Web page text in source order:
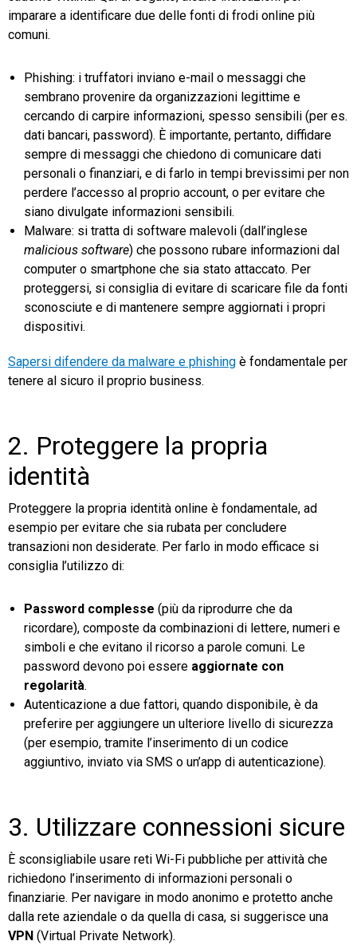
imparare a identificare due delle fonti di frodi online più
comuni.
Phishing: i truffatori inviano e-mail o messaggi che
sembrano provenire da organizzazioni legittime e
cercando di carpire informazioni, spesso sensibili (per es.
dati bancari, password). È importante, pertanto, diffidare
sempre di messaggi che chiedono di comunicare dati
personali o finanziari, e di farlo in tempi brevissimi per non
perdere l’accesso al proprio account, o per evitare che
siano divulgate informazioni sensibili.
Malware: si tratta di software malevoli (dall’inglese
malicious software) che possono rubare informazioni dal
computer o smartphone che sia stato attaccato. Per
proteggersi, si consiglia di evitare di scaricare file da fonti
sconosciute e di mantenere sempre aggiornati i propri
dispositivi.
Sapersi difendere da malware e phishing è fondamentale per
tenere al sicuro il proprio business.
2. Proteggere la propria
identità
Proteggere la propria identità online è fondamentale, ad
esempio per evitare che sia rubata per concludere
transazioni non desiderate. Per farlo in modo efficace si
consiglia l’utilizzo di:
Password complesse (più da riprodurre che da
ricordare), composte da combinazioni di lettere, numeri e
simboli e che evitano il ricorso a parole comuni. Le
password devono poi essere aggiornate con
regolarità.
Autenticazione a due fattori, quando disponibile, è da
preferire per aggiungere un ulteriore livello di sicurezza
(per esempio, tramite l’inserimento di un codice
aggiuntivo, inviato via SMS o un’app di autenticazione).
3. Utilizzare connessioni sicure
È sconsigliabile usare reti Wi-Fi pubbliche per attività che
richiedono l’inserimento di informazioni personali o
finanziarie. Per navigare in modo anonimo e protetto anche
dalla rete aziendale o da quella di casa, si suggerisce una
VPN (Virtual Private Network).